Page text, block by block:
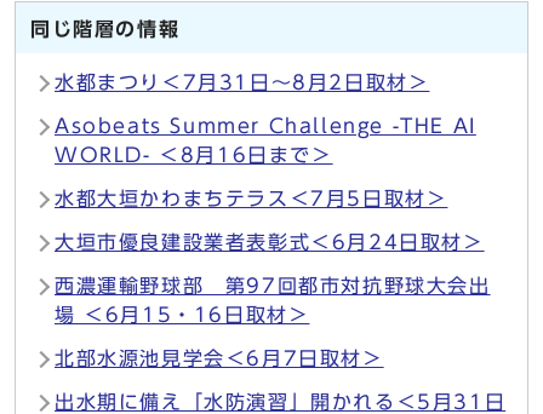
同じ階層の情報
水都まつり＜7月31日～8月2日取材＞
Asobeats Summer Challenge -THE AI
WORLD- ＜8月16日まで＞
水都大垣かわまちテラス＜7月5日取材＞
大垣市優良建設業者表彰式＜6月24日取材＞
西濃運輸野球部 第97回都市対抗野球大会出
場 ＜6月15・16日取材＞
北部水源池見学会＜6月7日取材＞
出水期に備え「水防演習」開かれる＜5月31日